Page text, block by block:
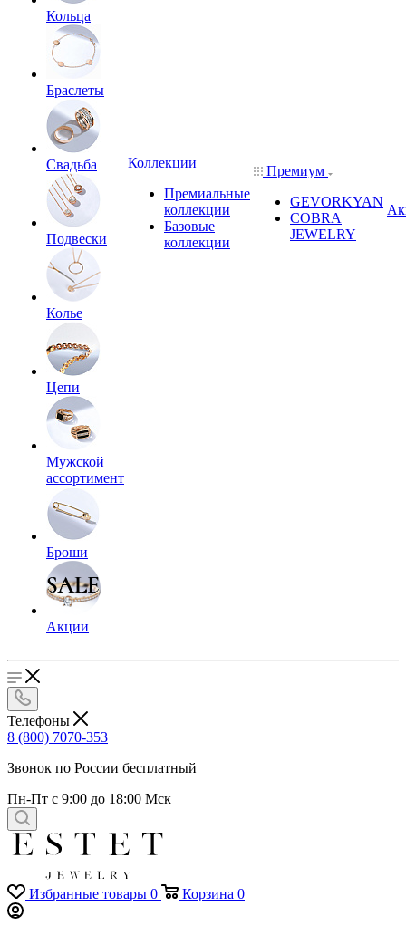
Кольца
Браслеты
Свадьба
Подвески
Колье
Цепи
Мужской
ассортимент
Броши
Акции
Коллекции
Премиальные
коллекции
Базовые
коллекции
Премиум
GEVORKYAN
COBRA
JEWELRY
Телефоны
8 (800) 7070-353
Звонок по России бесплатный
Пн-Пт с 9:00 до 18:00 Мск
Избранные товары 0 Корзина 0